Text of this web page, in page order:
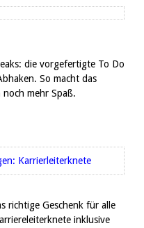
die vorgefertigte To Do
So macht das
mehr Spaß.
richtige Geschenk für alle
inklusive